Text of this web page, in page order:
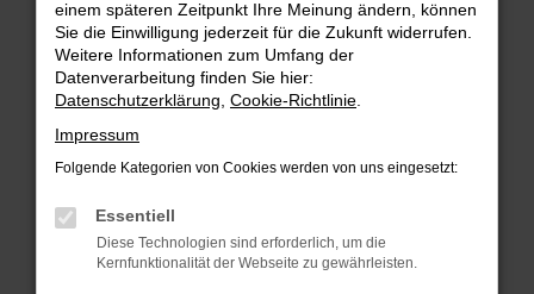
Fahrzeugmarkt
Fehler: Network Error
Beim Laden ist ein Fehler aufgetreten.
Hier sind ein paar Tipps, die dir helfen können:
Überprüfe deine Firewall und deine
einem späteren Zeitpunkt Ihre Meinung ändern, können
Sie die Einwilligung jederzeit für die Zukunft widerrufen.
Weitere Informationen zum Umfang der
Datenverarbeitung finden Sie hier:
Datenschutzerklärung Cookie-Richtlinie
Impressum
Folgende Kategorien von Cookies werden von uns eingesetzt:
Essentiell
Diese Technologien sind erforderlich, um die
Kernfunktionalität der Webseite zu gewährleisten.